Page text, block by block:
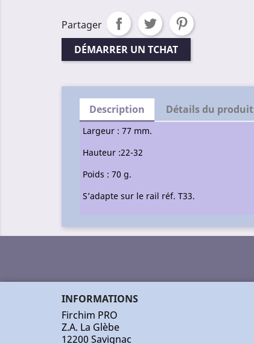
Partager
DÉMARRER UN TCHAT
Description Détails du produit
Largeur : 77 mm.
Hauteur :22-32
Poids : 70 g.
S’adapte sur le rail réf. T33.
INFORMATIONS
Firchim PRO
Z.A. La Glèbe
12200 Savignac